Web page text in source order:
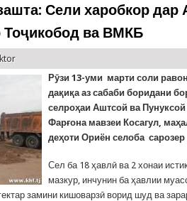
Сели харобкор дар
Тоҷикобод ва ВМКБ
Рӯзи 13-уми марти соли
дақиқа аз сабаби боридани
селроҳаи Аштсой ва
Фарғона мавзеи Косагул, маҳ
деҳоти Ориён селоба
Сел ба 18 ҳавлӣ ва 2 хонаи
мазкур, инчунин ба ҳавлии
замини кишоварзӣ ворид шуд ва